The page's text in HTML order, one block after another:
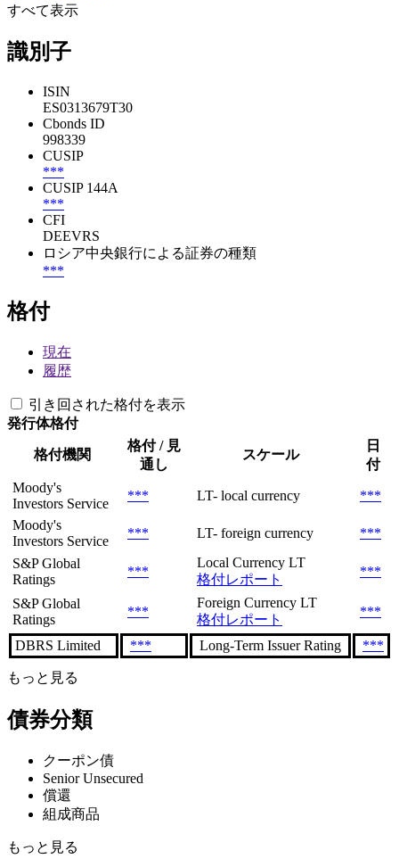
すべて表示
識別子
ISIN
ES0313679T30
Cbonds ID
998339
CUSIP
***
CUSIP 144A
***
CFI
DEEVRS
ロシア中央銀行による証券の種類
***
格付
現在
履歴
引き回された格付を表示
発行体格付
格付機関
格付 / 見
通し
スケール
日
付
Moody's
Investors Service
*** LT- local currency
***
Moody's
Investors Service
*** LT- foreign currency
***
S&P Global
Ratings
***
Local Currency LT
格付レポート
***
S&P Global
Ratings
***
Foreign Currency LT
格付レポート
***
DBRS Limited *** Long-Term Issuer Rating ***
もっと見る
債券分類
クーポン債
Senior Unsecured
償還
組成商品
もっと見る